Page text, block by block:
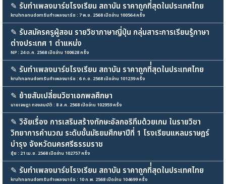
✎ รับทำเพลงมาร์ชโรงเรียน สถาบัน ราคาถูกที่่สุดในประเทศไทย
kruhnanudomรับทำเพลงมาร์ช : 7 พ.ย. 2568 เปิดอ่าน 100564 ครั้ง
✎ รับสมัครครูผู้สอน รายวิชาภาษาญี่ปุ่น กลุ่มสาระการเรียนรู้ภาษา
ต่างประเทศ 1 ตำแหน่ง
NP : 24 ต.ค. 2568 เปิดอ่าน 100628 ครั้ง
✎ รับทำเพลงมาร์ชโรงเรียน สถาบัน ราคาถูกที่่สุดในประเทศไทย
kruhnanudomรับทำเพลงมาร์ช : 6 ก.ย. 2568 เปิดอ่าน 101239 ครั้ง
✎ ย้ายสับเปลี่ยนวิชาเอกพลศึกษา
นายเจษฎา ทองสมบัติ : 8 ส.ค. 2568 เปิดอ่าน 102959 ครั้ง
✎ วิจัยเรื่อง การเสริมสร้างทักษะอัลกอริทึมด้วยเกม ในรายวิชา
วิทยาการคำนวณ ระดับชั้นมัธยมศึกษาปีที่ 1 โรงเรียนแหลมราษฎร์
บำรุง จังหวัดนครศรีธรรมราช
ยุ้ย : 21 เม.ย. 2568 เปิดอ่าน 102757 ครั้ง
✎ รับทำเพลงมาร์ชโรงเรียน สถาบัน ราคาถูกที่่สุดในประเทศไทย
kruhnanudomรับทำเพลงมาร์ช : 10 ก.พ. 2568 เปิดอ่าน 104699 ครั้ง